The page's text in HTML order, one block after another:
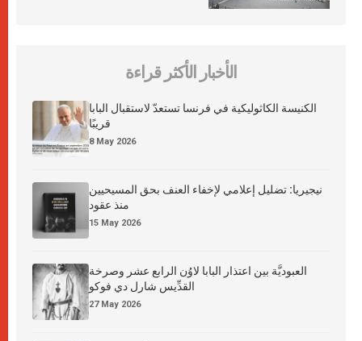
الأخبار الأكثر قراءة
الكنيسة الكاثوليكية في فرنسا تستعدّ لاستقبال البابا
قريبًا
8 May 2026
نيجيريا: تضليل إعلامي لإخفاء العنف بحق المسيحيين
منذ عقود
15 May 2026
العبوديَّة بين اعتذار البابا لاوُن الرابع عشر وصرخة
القدِّيس شارل دي فوكو
27 May 2026